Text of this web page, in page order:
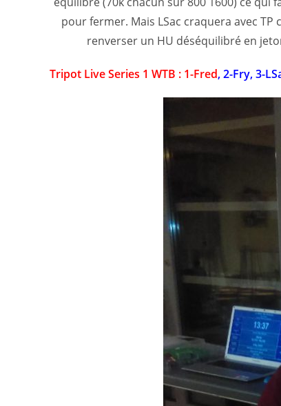
pour fermer. Mais LSac craquera avec
renverser un HU déséquilibré en
Tripot Live Series 1 WTB : 1-Fred, 2-Fry, 3-